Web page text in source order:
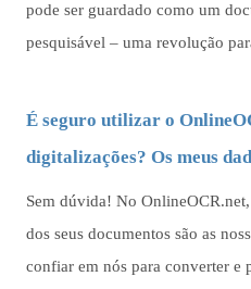
pode ser guardado como um
pesquisável – uma revolução
É seguro utilizar o
digitalizações? Os meus
Sem dúvida! No
dos seus documentos são as
confiar em nós para converter e